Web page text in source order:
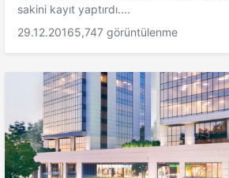
sakini kayıt yaptırdı....
29.12.20165,747 görüntülenme